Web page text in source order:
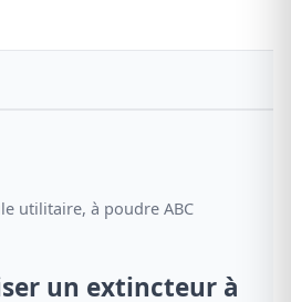
utilitaire, à poudre ABC
un extincteur à